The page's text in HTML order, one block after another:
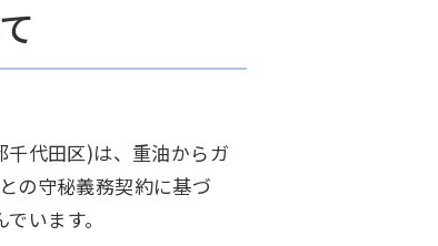
代田区)は、重油からガ
の守秘義務契約に基づ
います。